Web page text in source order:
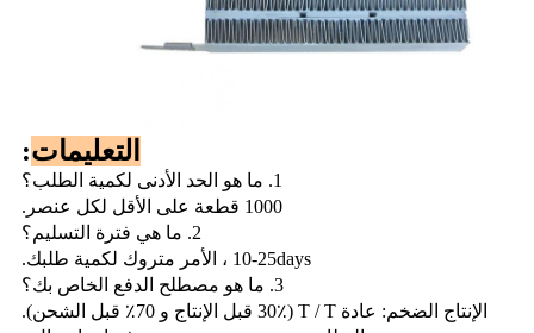
التعليمات:
1. ما هو الحد الأدنى لكمية الطلب؟
1000 قطعة على الأقل لكل عنصر.
2. ما هي فترة التسليم؟
10-25days ، الأمر متروك لكمية طلبك.
3. ما هو مصطلح الدفع الخاص بك؟
الإنتاج الضخم: عادة T / T (30٪ قبل الإنتاج و 70٪ قبل الشحن).